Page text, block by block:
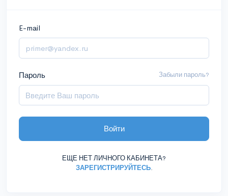
E-mail
Пароль Забыли пароль?
Войти
ЕЩЕ НЕТ ЛИЧНОГО КАБИНЕТА?
ЗАРЕГИСТРИРУЙТЕСЬ.